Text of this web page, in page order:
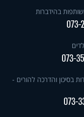
בהידברות
073-
073-
בסיכון והדרכה להורים -
073-